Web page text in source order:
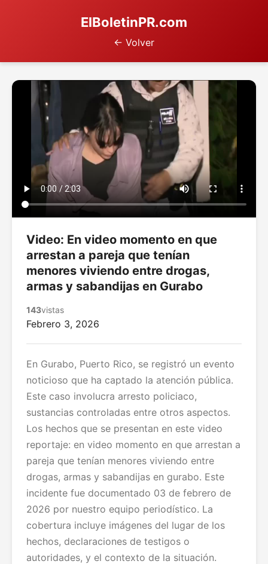
ElBoletinPR.com
← Volver
Video: En video momento en que
arrestan a pareja que tenían
menores viviendo entre drogas,
armas y sabandijas en Gurabo
143vistas
Febrero 3, 2026
En Gurabo, Puerto Rico, se registró un evento
noticioso que ha captado la atención pública.
Este caso involucra arresto policiaco,
sustancias controladas entre otros aspectos.
Los hechos que se presentan en este video
reportaje: en video momento en que arrestan a
pareja que tenían menores viviendo entre
drogas, armas y sabandijas en gurabo. Este
incidente fue documentado 03 de febrero de
2026 por nuestro equipo periodístico. La
cobertura incluye imágenes del lugar de los
hechos, declaraciones de testigos o
autoridades, y el contexto de la situación.